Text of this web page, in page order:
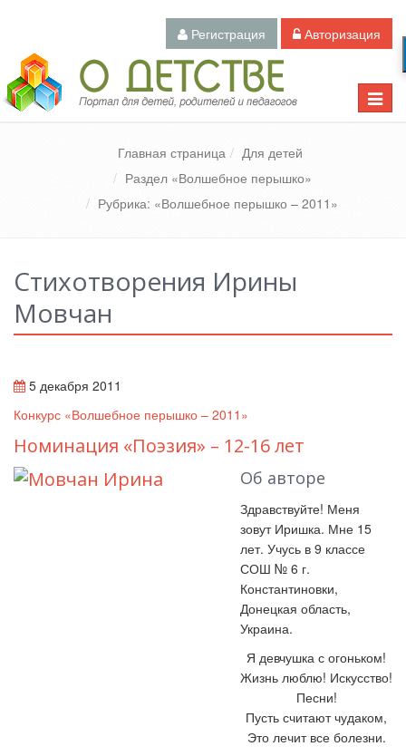
Регистрация Авторизация
Toggle
Педагогический портал «О детстве»
Главная страница
Для детей
Раздел «Волшебное перышко»
Рубрика: «Волшебное перышко – 2011»
Стихотворения Ирины
Мовчан
5 декабря 2011
Конкурс «Волшебное перышко – 2011»
Номинация «Поэзия» – 12-16 лет
Об авторе
Здравствуйте! Меня
зовут Иришка. Мне 15
лет. Учусь в 9 классе
СОШ № 6 г.
Константиновки,
Донецкая область,
Украина.
Я девчушка с огоньком!
Жизнь люблю! Искусство!
Песни!
Пусть считают чудаком,
Это лечит все болезни.